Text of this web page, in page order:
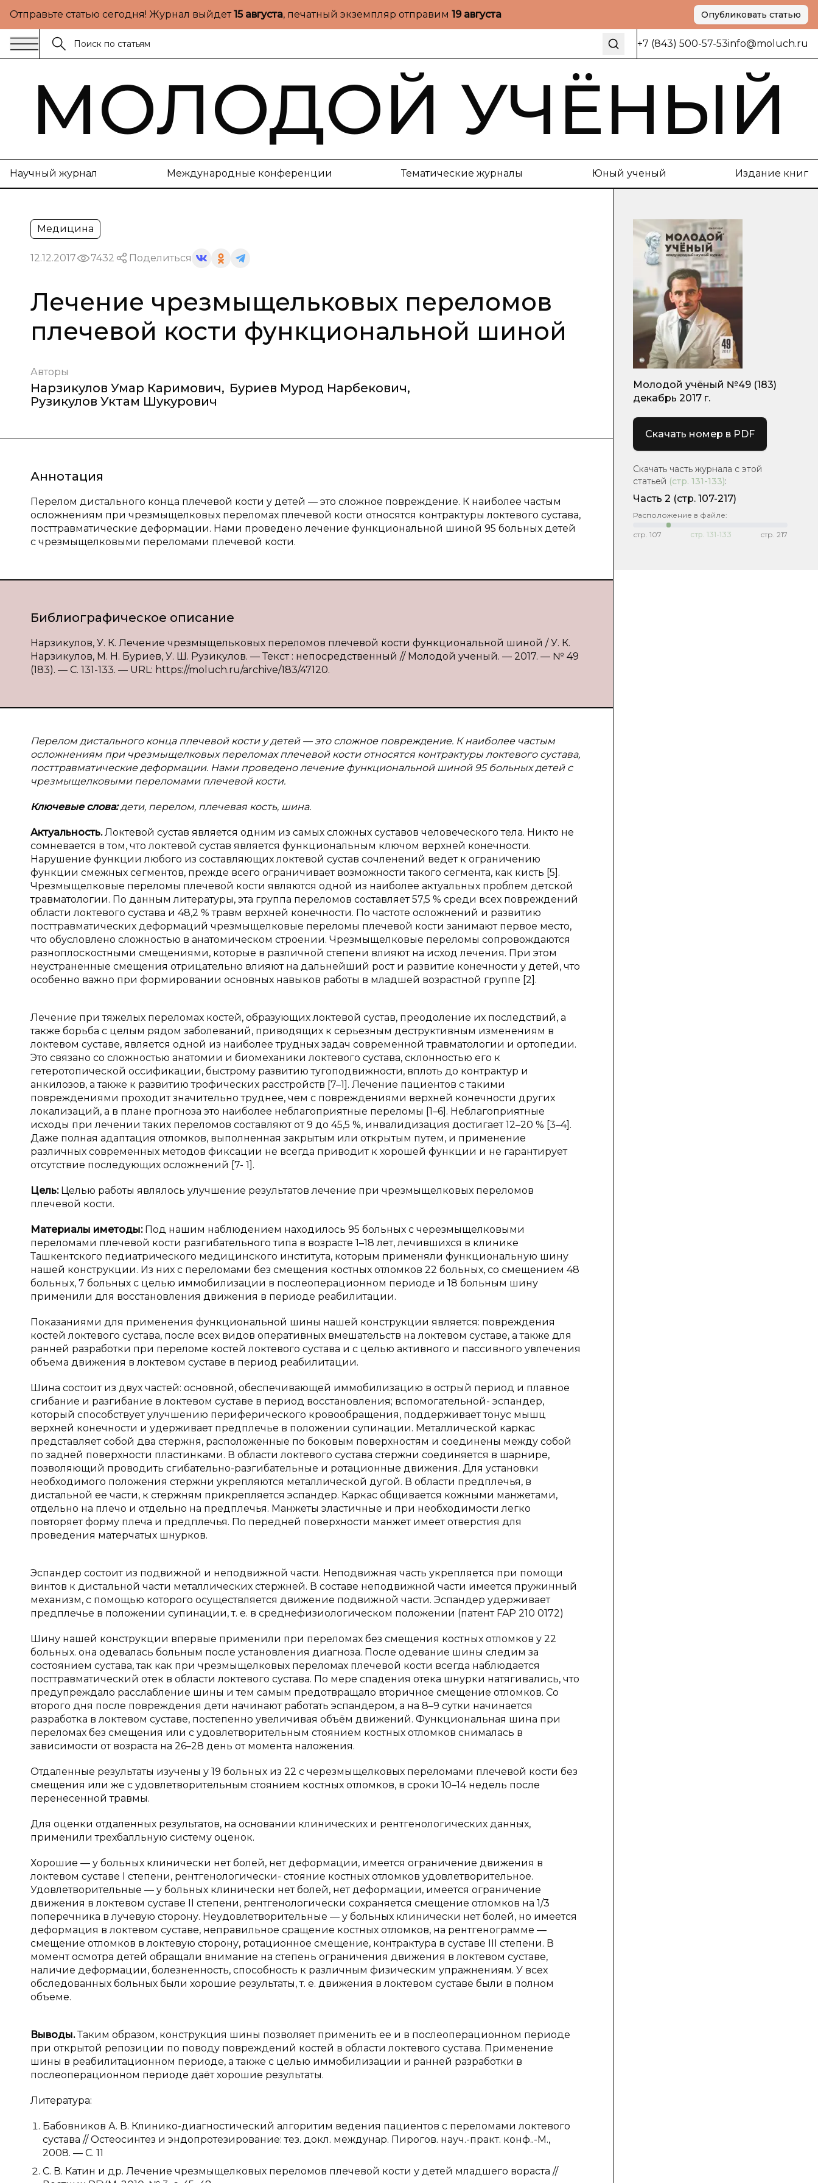
Отправьте статью сегодня! Журнал выйдет15 августа, печатный экземпляр отправим 19 августа Опубликовать статью
+7 (843) 500-57-53info@moluch.ru
МОЛОДОЙ УЧЁНЫЙ
Научный журнал Международные конференции Тематические журналы Юный ученый Издание книг
Медицина
12.12.2017 7432 Поделиться
Лечение чрезмыщельковых переломов
плечевой кости функциональной шиной
Авторы
Нарзикулов Умар Каримович, Буриев Мурод Нарбекович,
Рузикулов Уктам Шукурович
Аннотация
Перелом дистального конца плечевой кости у детей — это сложное повреждение. К наиболее частым
осложнениям при чрезмыщелковых переломах плечевой кости относятся контрактуры локтевого сустава,
посттравматические деформации. Нами проведено лечение функциональной шиной 95 больных детей
с чрезмыщелковыми переломами плечевой кости.
Библиографическое описание
Нарзикулов, У. К. Лечение чрезмыщельковых переломов плечевой кости функциональной шиной / У. К.
Нарзикулов, М. Н. Буриев, У. Ш. Рузикулов. — Текст : непосредственный // Молодой ученый. — 2017. — № 49
(183). — С. 131-133. — URL: https://moluch.ru/archive/183/47120.
Перелом дистального конца плечевой кости у детей — это сложное повреждение. К наиболее частым
осложнениям при чрезмыщелковых переломах плечевой кости относятся контрактуры локтевого сустава,
посттравматические деформации. Нами проведено лечение функциональной шиной 95 больных детей с
чрезмыщелковыми переломами плечевой кости.
Ключевые слова:дети, перелом, плечевая кость, шина.
Актуальность.Локтевой сустав является одним из самых сложных суставов человеческого тела. Никто не
сомневается в том, что локтевой сустав является функциональным ключом верхней конечности.
Нарушение функции любого из составляющих локтевой сустав сочленений ведет к ограничению
функции смежных сегментов, прежде всего ограничивает возможности такого сегмента, как кисть [5].
Чрезмыщелковые переломы плечевой кости являются одной из наиболее актуальных проблем детской
травматологии. По данным литературы, эта группа переломов составляет 57,5 % среди всех повреждений
области локтевого сустава и 48,2 % травм верхней конечности. По частоте осложнений и развитию
посттравматических деформаций чрезмыщелковые переломы плечевой кости занимают первое место,
что обусловлено сложностью в анатомическом строении. Чрезмыщелковые переломы сопровождаются
разноплоскостными смещениями, которые в различной степени влияют на исход лечения. При этом
неустраненные смещения отрицательно влияют на дальнейший рост и развитие конечности у детей, что
особенно важно при формировании основных навыков работы в младшей возрастной группе [2].
Лечение при тяжелых переломах костей, образующих локтевой сустав, преодоление их последствий, а
также борьба с целым рядом заболеваний, приводящих к серьезным деструктивным изменениям в
локтевом суставе, является одной из наиболее трудных задач современной травматологии и ортопедии.
Это связано со сложностью анатомии и биомеханики локтевого сустава, склонностью его к
гетеротопической оссификации, быстрому развитию тугоподвижности, вплоть до контрактур и
анкилозов, а также к развитию трофических расстройств [7–1]. Лечение пациентов с такими
повреждениями проходит значительно труднее, чем с повреждениями верхней конечности других
локализаций, а в плане прогноза это наиболее неблагоприятные переломы [1–6]. Неблагоприятные
исходы при лечении таких переломов составляют от 9 до 45,5 %, инвалидизация достигает 12–20 % [3–4].
Даже полная адаптация отломков, выполненная закрытым или открытым путем, и применение
различных современных методов фиксации не всегда приводит к хорошей функции и не гарантирует
отсутствие последующих осложнений [7- 1].
Цель: Целью работы являлось улучшение результатов лечение при чрезмыщелковых переломов
плечевой кости.
Материалы иметоды:Под нашим наблюдением находилось 95 больных с черезмыщелковыми
переломами плечевой кости разгибательного типа в возрасте 1–18 лет, лечившихся в клинике
Ташкентского педиатрического медицинского института, которым применяли функциональную шину
нашей конструкции. Из них с переломами без смещения костных отломков 22 больных, со смещением 48
больных, 7 больных с целью иммобилизации в послеоперационном периоде и 18 больным шину
применили для восстановления движения в периоде реабилитации.
Показаниями для применения функциональной шины нашей конструкции является: повреждения
костей локтевого сустава, после всех видов оперативных вмешательств на локтевом суставе, а также для
ранней разработки при переломе костей локтевого сустава и с целью активного и пассивного увлечения
объема движения в локтевом суставе в период реабилитации.
Шина состоит из двух частей: основной, обеспечивающей иммобилизацию в острый период и плавное
сгибание и разгибание в локтевом суставе в период восстановления; вспомогательной- эспандер,
который способствует улучшению периферического кровообращения, поддерживает тонус мышц
верхней конечности и удерживает предплечье в положении супинации. Металлической каркас
представляет собой два стержня, расположенные по боковым поверхностям и соединены между собой
по задней поверхности пластинками. В области локтевого сустава стержни соединяется в шарнире,
позволяющий проводить сгибательно-разгибательные и ротационные движения. Для установки
необходимого положения стержни укрепляются металлической дугой. В области предплечья, в
дистальной ее части, к стержням прикрепляется эспандер. Каркас общивается кожными манжетами,
отдельно на плечо и отдельно на предплечья. Манжеты эластичные и при необходимости легко
повторяет форму плеча и предплечья. По передней поверхности манжет имеет отверстия для
проведения матерчатых шнурков.
Эспандер состоит из подвижной и неподвижной части. Неподвижная часть укрепляется при помощи
винтов к дистальной части металлических стержней. В составе неподвижной части имеется пружинный
механизм, с помощью которого осуществляется движение подвижной части. Эспандер удерживает
предплечье в положении супинации, т. е. в среднефизиологическом положении (патент FAP 210 0172)
Шину нашей конструкции впервые применили при переломах без смещения костных отломков у 22
больных. она одевалась больным после установления диагноза. После одевание шины следим за
состоянием сустава, так как при чрезмыщелковых переломах плечевой кости всегда наблюдается
посттравматический отек в области локтевого сустава. По мере спадения отека шнурки натягивались, что
предупреждало расслабление шины и тем самым предотвращало вторичное смещение отломков. Со
второго дня после повреждения дети начинают работать эспандером, а на 8–9 сутки начинается
разработка в локтевом суставе, постепенно увеличивая объём движений. Функциональная шина при
переломах без смещения или с удовлетворительным стоянием костных отломков снималась в
зависимости от возраста на 26–28 день от момента наложения.
Отдаленные результаты изучены у 19 больных из 22 с черезмыщелковых переломами плечевой кости без
смещения или же с удовлетворительным стоянием костных отломков, в сроки 10–14 недель после
перенесенной травмы.
Для оценки отдаленных результатов, на основании клинических и рентгенологических данных,
применили трехбалльную систему оценок.
Хорошие — у больных клинически нет болей, нет деформации, имеется ограничение движения в
локтевом суставе I степени, рентгенологически- стояние костных отломков удовлетворительное.
Удовлетворительные — у больных клинически нет болей, нет деформации, имеется ограничение
движения в локтевом суставе II степени, рентгенологически сохраняется смещение отломков на 1/3
поперечника в лучевую сторону. Неудовлетворительные — у больных клинически нет болей, но имеется
деформация в локтевом суставе, неправильное сращение костных отломков, на рентгенограмме —
смещение отломков в локтевую сторону, ротационное смещение, контрактура в суставе III степени. В
момент осмотра детей обращали внимание на степень ограничения движения в локтевом суставе,
наличие деформации, болезненность, способность к различным физическим упражнениям. У всех
обследованных больных были хорошие результаты, т. е. движения в локтевом суставе были в полном
объеме.
Выводы.Таким образом, конструкция шины позволяет применить ее и в послеоперационном периоде
при открытой репозиции по поводу повреждений костей в области локтевого сустава. Применение
шины в реабилитационном периоде, а также с целью иммобилизации и ранней разработки в
послеоперационном периоде даёт хорошие результаты.
Литература:
Бабовников А. В. Клинико-диагностический алгоритим ведения пациентов с переломами локтевого
сустава // Остеосинтез и эндопротезирование: тез. докл. междунар. Пирогов. науч.-практ. конф..-М.,
2008. — С. 11
С. В. Катин и др. Лечение чрезмыщелковых переломов плечевой кости у детей младшего вораста //
Молодой учёный №49 (183)
декабрь 2017 г.
Скачать номер в PDF
Скачать часть журнала с этой
статьей (стр. 131-133):
Часть 2 (cтр. 107-217)
Расположение в файле:
стр. 107 стр. 131-133 стр. 217